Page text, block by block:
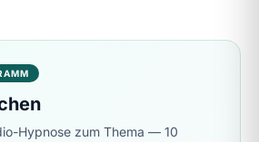
Hypnose zum Thema — 10